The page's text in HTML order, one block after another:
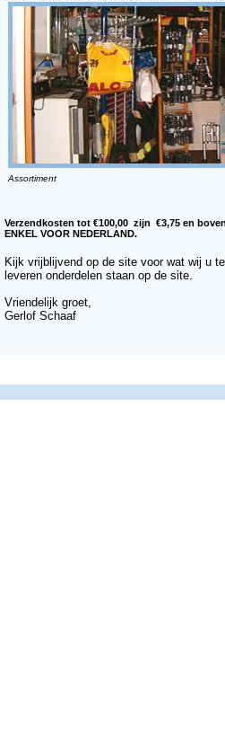
Assortiment
Verzendkosten tot €100,00 zijn €3,75 en
ENKEL VOOR NEDERLAND.
Kijk vrijblijvend op de site voor wat wij u
leveren onderdelen staan op de site.
Vriendelijk groet,
Gerlof Schaaf